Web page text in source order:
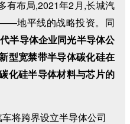
有布局,2021年2月,长城汽
地平线的战略投资。同
半导体企业同光半导体公
型宽禁带半导体碳化硅在
化硅半导体材料与芯片的